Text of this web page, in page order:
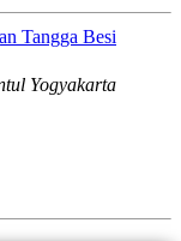
Tangga Besi
Yogyakarta